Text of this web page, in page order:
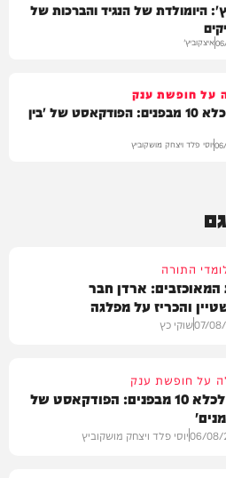
היומולדת של הנגיד והברכות של
איצקוביץ'
על חופשת ענק
הצצה לכלא 10 מבפנים: הפודקאסט של 'בין
יוסי פלד ויצחק מושקוביץ
התורה
ארדן חבר
והכריז על מפלגה
07/שוקי כץ
על חופשת ענק
הצצה לכלא 10 מבפנים: הפודקאסט של
06/08/יוסי פלד ויצחק מושקוביץ